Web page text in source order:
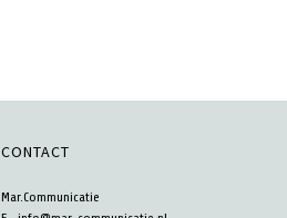
CONTACT
Mar.Communicatie